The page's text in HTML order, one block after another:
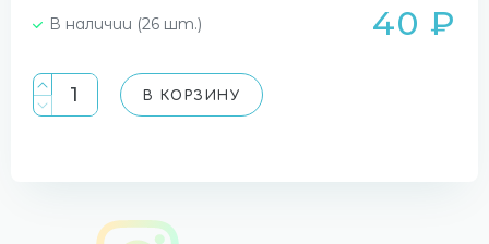
В наличии (26 шт.) 40 ₽
В КОРЗИНУ